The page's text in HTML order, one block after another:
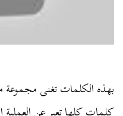
بهذه الكلمات تغنى مجموعة